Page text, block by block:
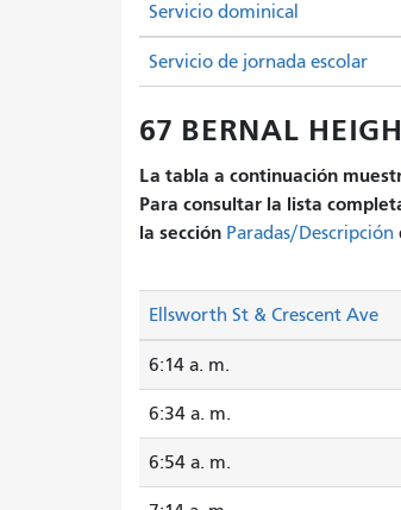
Servicio dominical
Servicio de jornada escolar
67 BERNAL
La tabla a continuación
Para consultar la lista
la sección Paradas/Descripción
Ellsworth St & Crescent Ave
6:14 a. m.
6:34 a. m.
6:54 a. m.